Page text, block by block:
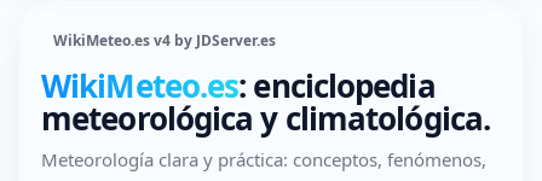
WikiMeteo.es v4 by JDServer.es
WikiMeteo.es: enciclopedia
meteorológica y climatológica.
Meteorología clara y práctica: conceptos, fenómenos,